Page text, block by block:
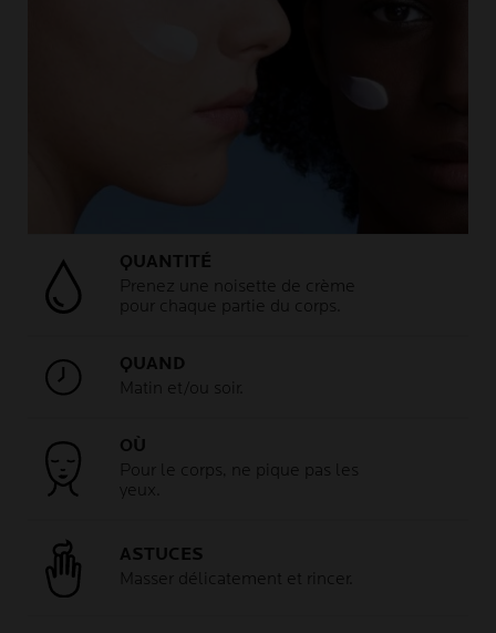
QUANTITÉ
Prenez une noisette de crème
pour chaque partie du corps.
QUAND
Matin et/ou soir.
OÙ
Pour le corps, ne pique pas les
yeux.
ASTUCES
Masser délicatement et rincer.